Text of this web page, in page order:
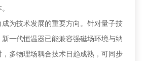
成为技术发展的重要方向。针对量子技
一代恒温器已能兼容强磁场环境与纳
多物理场耦合技术日趋成熟，可同步